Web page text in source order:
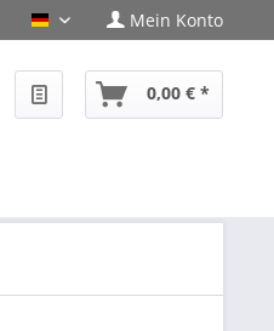
PHF-Shop Deutsch
Mein Konto
0,00 € *